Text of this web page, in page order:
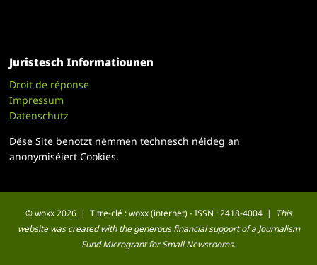
Juristesch Informatiounen
Droit de réponse
Impressum
Datenschutz
Dëse Site benotzt nëmmen technesch néideg an
anonymiséiert Cookies.
© woxx 2026 | Titre-clé : woxx (internet) - ISSN : 2418-4004 |
This
website was created with the generous financial support of a Journalism
Fund Microgrant for Small Newsrooms.